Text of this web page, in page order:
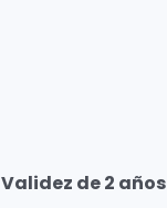
Validez de 2 años